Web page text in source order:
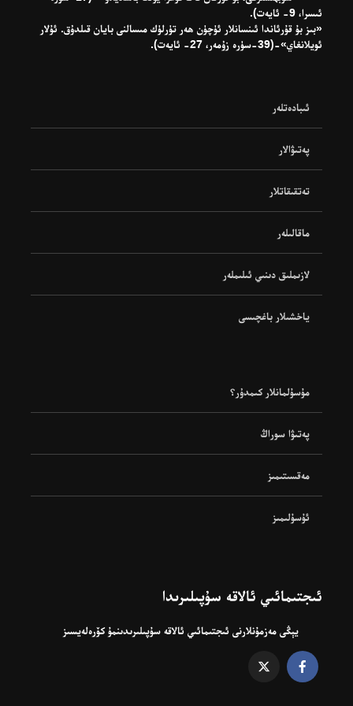
ئىسرا، 9- ئايەت).
«بىز بۇ قۇرئاندا ئىنسانلار ئۈچۈن ھەر تۈرلۈك مىسالنى بايان قىلدۇق. ئۇلار
ئويلانغاي»-(39-سۈرە زۇمەر، 27- ئايەت).
ئىبادەتلەر
پەتىۋالار
تەتقىقاتلار
ماقالىلەر
لازىملىق دىنىي ئىلىملەر
ياخشىلار باغچىسى
مۇسۇلمانلار كىمدۇر؟
پەتىۋا سوراڭ
مەقسىتىمىز
ئۇسۇلىمىز
ئىجتىمائىي ئالاقە سۇپىلىرىدا
يېڭى مەزمۇنلارنى ئىجتىمائىي ئالاقە سۇپىلىرىدىنمۇ كۆرەلەيسىز